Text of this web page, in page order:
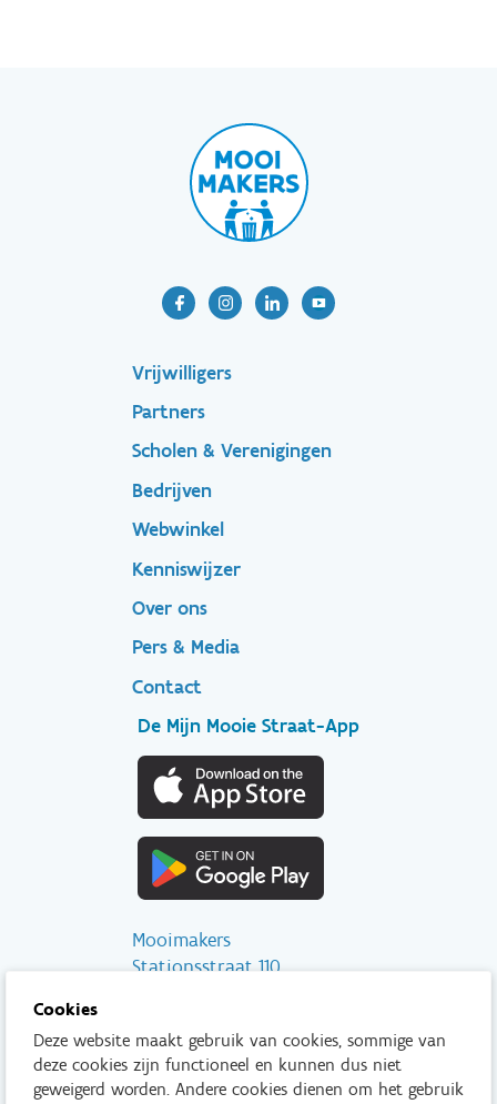
Footer-
menu
Vrijwilligers
Partners
Scholen & Verenigingen
Bedrijven
Footer
secondary
Webwinkel
Kenniswijzer
Over ons
Pers & Media
Contact
De Mijn Mooie Straat-App
Mooimakers
Stationsstraat 110
info@mooimakers.be
015 28 41 56
Cookies
Deze website maakt gebruik van cookies, sommige van
deze cookies zijn functioneel en kunnen dus niet
geweigerd worden. Andere cookies dienen om het gebruik